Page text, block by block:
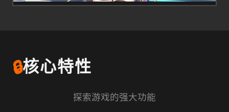
🔒核心特性
探索游戏的强大功能